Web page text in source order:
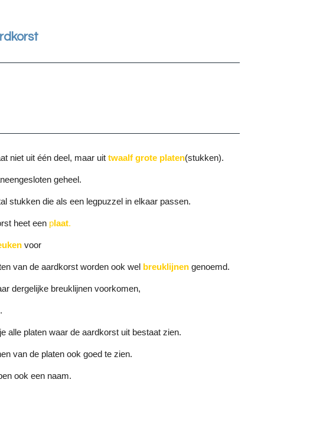
niet uit één deel, maar uittwaalf grote platen(stukken).
geheel.
stukken die als een legpuzzel in elkaar passen.
heet een plaat.
voor
van de aardkorst worden ook wel breuklijnen genoemd.
dergelijke breuklijnen voorkomen,
alle platen waar de aardkorst uit bestaat zien.
van de platen ook goed te zien.
ook een naam.